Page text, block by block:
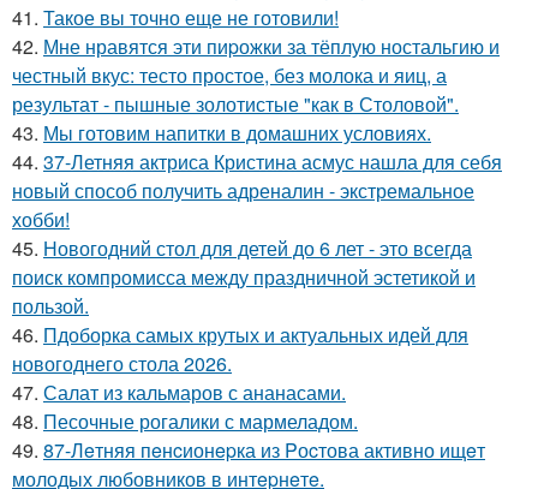
41. Такое вы точно еще не готовили!
42. Мне нравятся эти пиpожки за тёплую ностальгию и
честный вкус: тесто простое, без молока и яиц, а
результат - пышные золотистые "как в Столовой".
43. Мы готовим напитки в домашних условиях.
44. 37-Летняя актриса Кристина асмус нашла для себя
новый способ получить адреналин - экстремальное
хобби!
45. Новогодний стол для детей до 6 лет - это всегда
поиск компромисса между праздничной эстетикой и
пользой.
46. Пдоборка самых крутых и актуальных идей для
новогоднего стола 2026.
47. Салат из кальмаров с ананасами.
48. Песочные рогалики с мармеладом.
49. 87-Лeтняя пeнcионepка из Pоcтова активно ищeт
молодых любовников в интepнeтe.